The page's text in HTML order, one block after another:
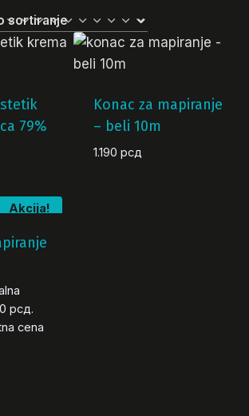
79%
Konac za mapiranje
– beli 10m
1.190 рсд
Akcija!
рсд.
cena